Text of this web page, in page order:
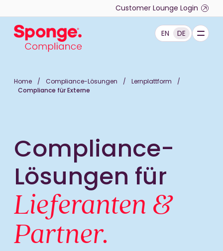
Customer Lounge Login
EN DE
Home / Compliance-Lösungen / Lernplattform
/
Compliance für Externe
Compliance-
Lösungen für
Lieferanten &
Partner.